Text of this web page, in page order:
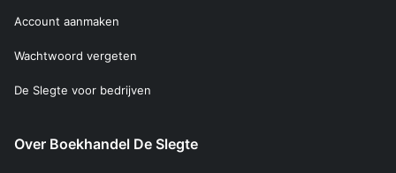
Account aanmaken
Wachtwoord vergeten
De Slegte voor bedrijven
Over Boekhandel De Slegte